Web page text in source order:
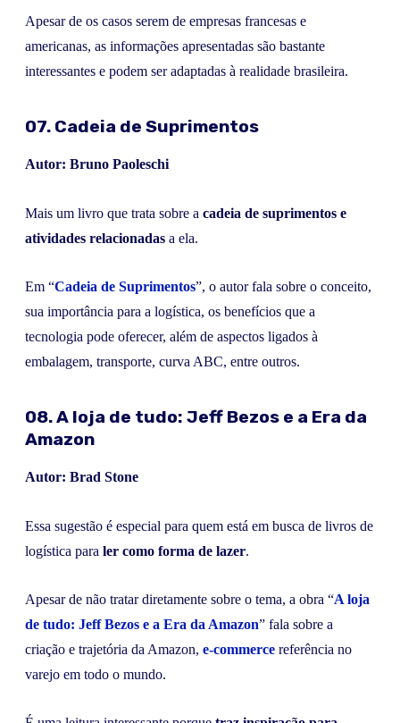
Apesar de os casos serem de empresas francesas e
americanas, as informações apresentadas são bastante
interessantes e podem ser adaptadas à realidade brasileira.
07. Cadeia de Suprimentos
Autor: Bruno Paoleschi
Mais um livro que trata sobre a cadeia de suprimentos e
atividades relacionadas a ela.
Em “Cadeia de Suprimentos”, o autor fala sobre o conceito,
sua importância para a logística, os benefícios que a
tecnologia pode oferecer, além de aspectos ligados à
embalagem, transporte, curva ABC, entre outros.
08. A loja de tudo: Jeff Bezos e a Era da
Amazon
Autor: Brad Stone
Essa sugestão é especial para quem está em busca de livros de
logística para ler como forma de lazer.
Apesar de não tratar diretamente sobre o tema, a obra “A loja
de tudo: Jeff Bezos e a Era da Amazon” fala sobre a
criação e trajetória da Amazon, e-commerce referência no
varejo em todo o mundo.